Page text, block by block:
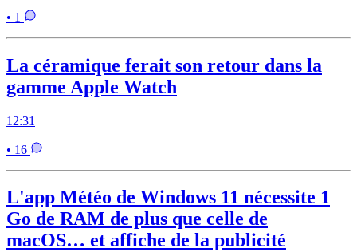
• 1
La céramique ferait son retour dans la
gamme Apple Watch
12:31
• 16
L'app Météo de Windows 11 nécessite 1
Go de RAM de plus que celle de
macOS… et affiche de la publicité